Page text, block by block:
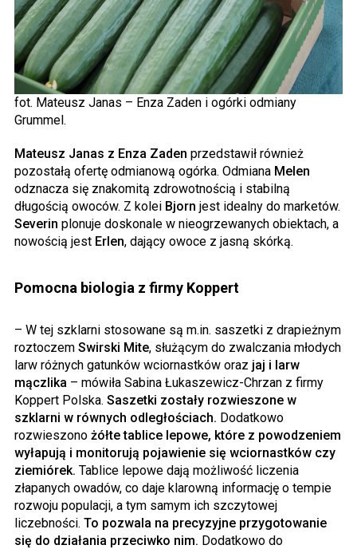
fot. Mateusz Janas – Enza Zaden i ogórki odmiany
Grummel.
Mateusz Janas z Enza Zaden przedstawił również
pozostałą ofertę odmianową ogórka. Odmiana Melen
odznacza się znakomitą zdrowotnością i stabilną
długością owoców. Z kolei Bjorn jest idealny do marketów.
Severin plonuje doskonale w nieogrzewanych obiektach, a
nowością jest Erlen, dający owoce z jasną skórką.
Pomocna biologia z firmy Koppert
– W tej szklarni stosowane są m.in. saszetki z drapieżnym
roztoczem Swirski Mite, służącym do zwalczania młodych
larw różnych gatunków wciornastków oraz jaj i larw
mączlika – mówiła Sabina Łukaszewicz-Chrzan z firmy
Koppert Polska. Saszetki zostały rozwieszone w
szklarni w równych odległościach. Dodatkowo
rozwieszono żółte tablice lepowe, które z powodzeniem
wyłapują i monitorują pojawienie się wciornastków czy
ziemiórek. Tablice lepowe dają możliwość liczenia
złapanych owadów, co daje klarowną informację o tempie
rozwoju populacji, a tym samym ich szczytowej
liczebności. To pozwala na precyzyjne przygotowanie
się do działania przeciwko nim. Dodatkowo do